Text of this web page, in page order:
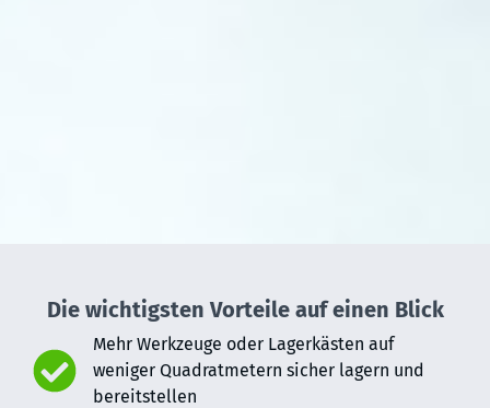
Die wichtigsten Vorteile auf einen Blick
Mehr Werkzeuge oder Lagerkästen auf
weniger Quadratmetern sicher lagern und
bereitstellen